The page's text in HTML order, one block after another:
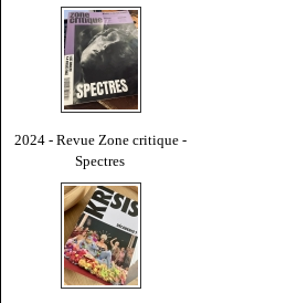
2024 - Revue Zone critique -
Spectres